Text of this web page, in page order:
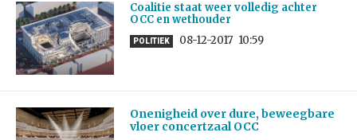
Coalitie staat weer volledig achter
OCC en wethouder
POLITIEK 08-12-2017 10:59
Onenigheid over dure, beweegbare
vloer concertzaal OCC